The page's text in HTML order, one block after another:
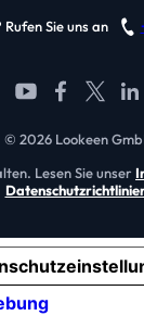
Sie uns an
© 2026 Lookeen
Lesen Sie unser